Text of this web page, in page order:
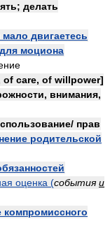
делать
двигаетесь
моциона
care, of willpower]
внимания,
прав
родительской
оценка (событияи
компромиссного